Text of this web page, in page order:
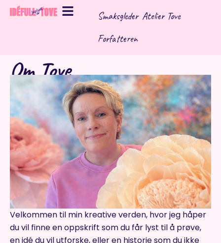
Hopp
rett
Smaksgleder Atelier Tove
Forfatteren
Om Tove
Velkommen til min kreative verden, hvor jeg håper
du vil finne en oppskrift som du får lyst til å prøve,
en idé du vil utforske, eller en historie som du ikke